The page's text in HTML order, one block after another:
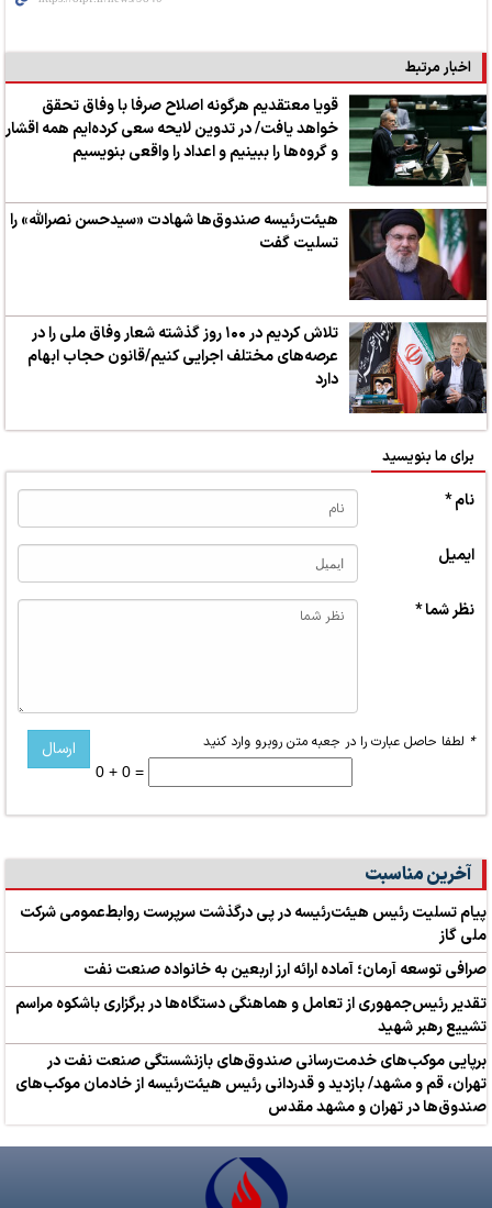
اخبار مرتبط
قویا معتقدیم هرگونه اصلاح صرفا با وفاق تحقق
خواهد یافت/ در تدوین لایحه سعی کرده‌ایم همه اقشار
و گروه‌ها را ببینیم و اعداد را واقعی بنویسیم
هیئت‌رئیسه صندوق‌ها شهادت «سیدحسن نصرالله» را
تسلیت گفت
تلاش کردیم در ۱۰۰ روز گذشته شعار وفاق ملی را در
عرصه‌های مختلف اجرایی کنیم/قانون حجاب ابهام
دارد
برای ما بنویسید
نام *
ایمیل
نظر شما *
* لطفا حاصل عبارت را در جعبه متن روبرو وارد کنید
0 + 0 =
آخرین مناسبت
پیام تسلیت رئیس هیئت‌رئیسه در پی درگذشت سرپرست روابط‌عمومی شرکت
ملی گاز
صرافی توسعه آرمان؛ آماده ارائه ارز اربعین به خانواده صنعت نفت
تقدیر رئیس‌جمهوری از تعامل و هماهنگی دستگاه‌ها در برگزاری باشکوه مراسم
تشییع رهبر شهید
برپایی موکب‌های خدمت‌رسانی صندوق‌های بازنشستگی صنعت نفت در
تهران، قم و مشهد/ بازدید و قدردانی رئیس هیئت‌رئیسه از خادمان موکب‌های
صندوق‌ها در تهران و مشهد مقدس